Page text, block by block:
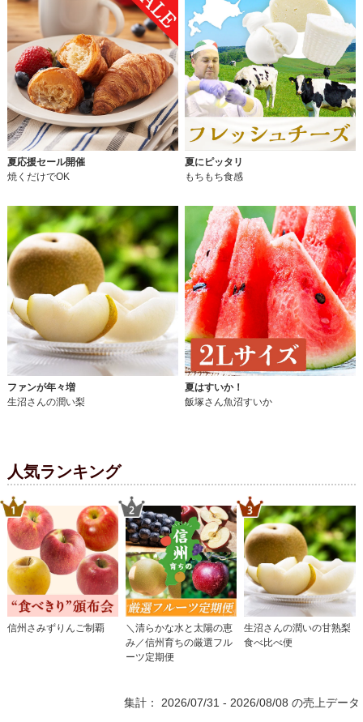
夏応援セール開催
焼くだけでOK
夏にピッタリ
もちもち食感
ファンが年々増
生沼さんの潤い梨
夏はすいか！
飯塚さん魚沼すいか
人気ランキング
信州さみずりんご制覇
＼清らかな水と太陽の恵
み／信州育ちの厳選フル
ーツ定期便
生沼さんの潤いの甘熟梨
食べ比べ便
集計： 2026/07/31 - 2026/08/08 の売上データ